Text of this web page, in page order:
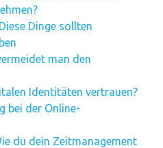
Dinge sollten
man den
Identitäten vertrauen?
bei der Online-
du dein Zeitmanagement